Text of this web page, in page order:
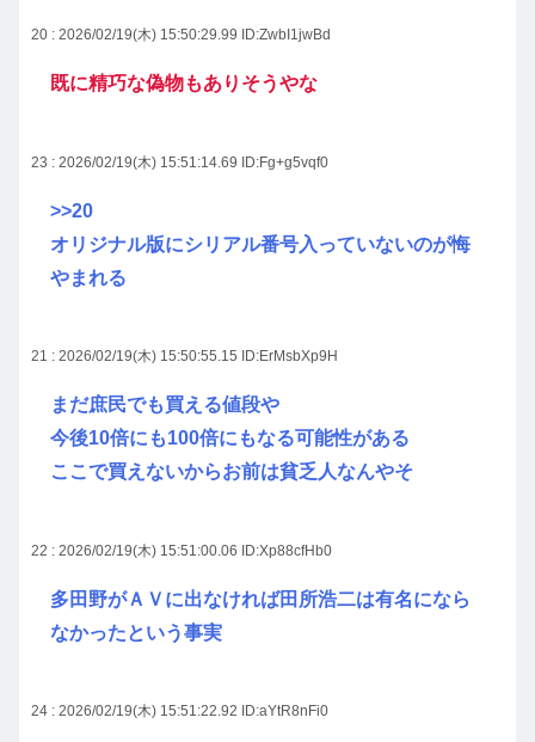
20 : 2026/02/19(木) 15:50:29.99 ID:ZwbI1jwBd
既に精巧な偽物もありそうやな
23 : 2026/02/19(木) 15:51:14.69 ID:Fg+g5vqf0
>>20
オリジナル版にシリアル番号入っていないのが悔
やまれる
21 : 2026/02/19(木) 15:50:55.15 ID:ErMsbXp9H
まだ庶民でも買える値段や
今後10倍にも100倍にもなる可能性がある
ここで買えないからお前は貧乏人なんやそ
22 : 2026/02/19(木) 15:51:00.06 ID:Xp88cfHb0
多田野がＡＶに出なければ田所浩二は有名になら
なかったという事実
24 : 2026/02/19(木) 15:51:22.92 ID:aYtR8nFi0